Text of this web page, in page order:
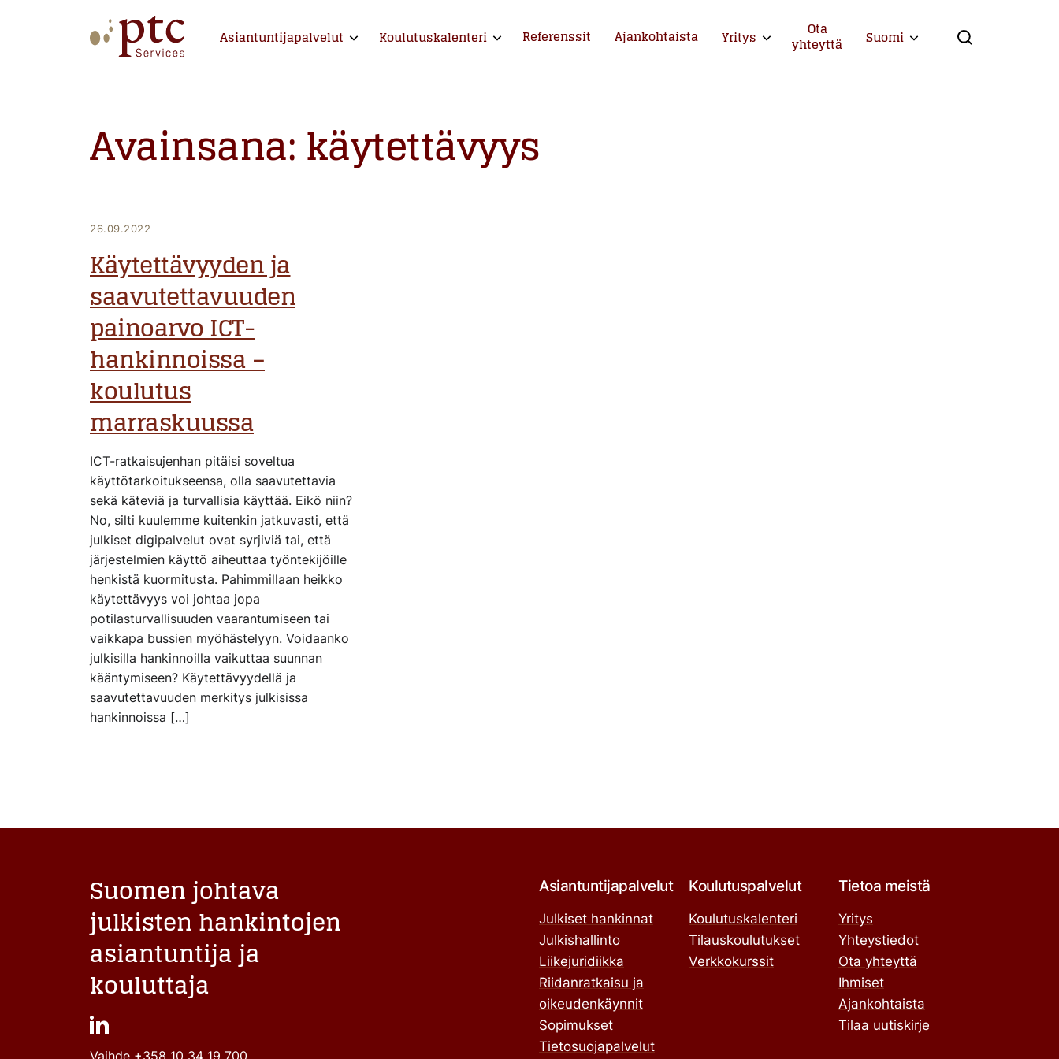
Asiantuntijapalvelut Expand child menu
Koulutuskalenteri Expand child menu
Referenssit Ajankohtaista Yritys Expand child menu
Ota
yhteyttä Suomi Expand child menu
Avainsana:käytettävyys
26.09.2022
Käytettävyyden ja
saavutettavuuden
painoarvo ICT-
hankinnoissa –
koulutus
marraskuussa
ICT-ratkaisujenhan pitäisi soveltua
käyttötarkoitukseensa, olla saavutettavia
sekä käteviä ja turvallisia käyttää. Eikö niin?
No, silti kuulemme kuitenkin jatkuvasti, että
julkiset digipalvelut ovat syrjiviä tai, että
järjestelmien käyttö aiheuttaa työntekijöille
henkistä kuormitusta. Pahimmillaan heikko
käytettävyys voi johtaa jopa
potilasturvallisuuden vaarantumiseen tai
vaikkapa bussien myöhästelyyn. Voidaanko
julkisilla hankinnoilla vaikuttaa suunnan
kääntymiseen? Käytettävyydellä ja
saavutettavuuden merkitys julkisissa
hankinnoissa […]
Suomen johtava
julkisten hankintojen
asiantuntija ja
kouluttaja
Asiantuntijapalvelut
Julkiset hankinnat
Julkishallinto
Liikejuridiikka
Riidanratkaisu ja
oikeudenkäynnit
Sopimukset
Tietosuojapalvelut
Koulutuspalvelut
Koulutuskalenteri
Tilauskoulutukset
Verkkokurssit
Tietoa meistä
Yritys
Yhteystiedot
Ota yhteyttä
Ihmiset
Ajankohtaista
Tilaa uutiskirje